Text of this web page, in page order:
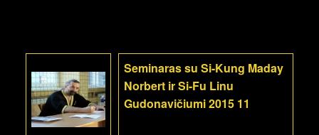
Seminaras su Si-Kung Maday
Norbert ir Si-Fu Linu
Gudonavičiumi 2015 11